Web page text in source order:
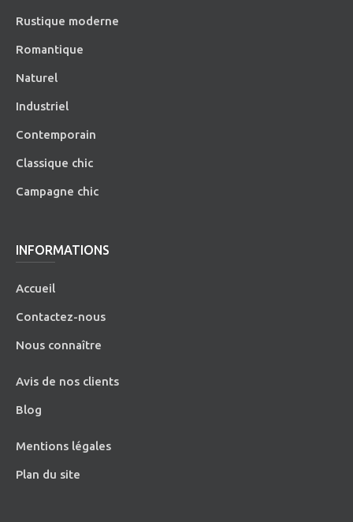
Rustique moderne
Romantique
Naturel
Industriel
Contemporain
Classique chic
Campagne chic
INFORMATIONS
Accueil
Contactez-nous
Nous connaître
Avis de nos clients
Blog
Mentions légales
Plan du site